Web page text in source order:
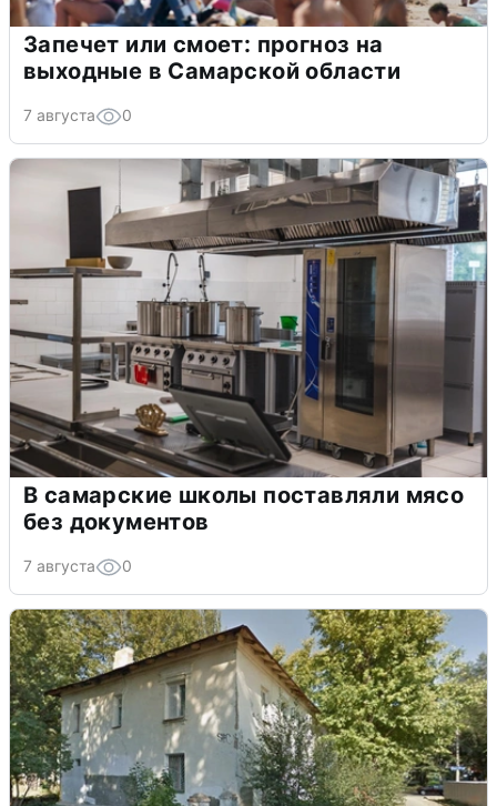
Запечет или смоет: прогноз на
выходные в Самарской области
7 августа 0
В самарские школы поставляли мясо
без документов
7 августа 0